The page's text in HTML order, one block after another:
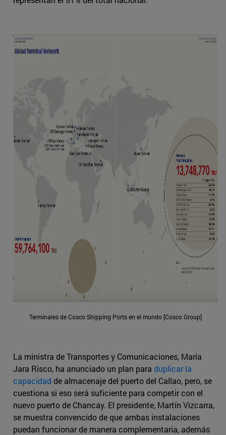
Terminales de Cosco Shipping Ports en el mundo [Cosco Group]
La ministra de Transportes y Comunicaciones, María
Jara Risco, ha anunciado un plan para duplicar la
capacidad de almacenaje del puerto del Callao, pero, se
cuestiona si eso será suficiente para competir con el
nuevo puerto de Chancay. El presidente, Martín Vizcarra,
se muestra convencido de que ambas instalaciones
puedan funcionar de manera complementaria, además